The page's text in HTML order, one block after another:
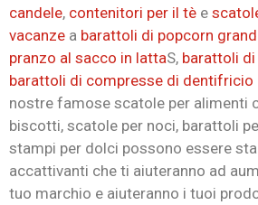
candele, contenitori per il tè e
vacanze a barattoli di popcorn
pranzo al sacco in lattaS, barattoli
barattoli di compresse di dentifricio
nostre famose scatole per alimenti
biscotti, scatole per noci, barattoli
stampi per dolci possono essere
accattivanti che ti aiuteranno ad
tuo marchio e aiuteranno i tuoi
La tua email
Materia
Il tuo messaggio (opzionale)